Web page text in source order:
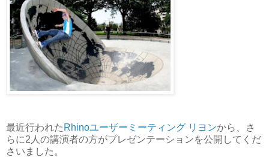
最近行われた Rhinoユーザーミーティング リヨンから、さ
らに2人の講演者の方がプレゼンテーションを公開してくだ
さいました。